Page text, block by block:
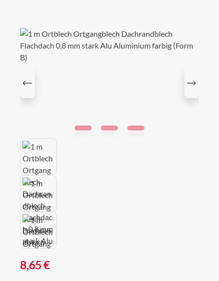
Bildergalerie überspringen
Regulärer Preis:
8,65 €